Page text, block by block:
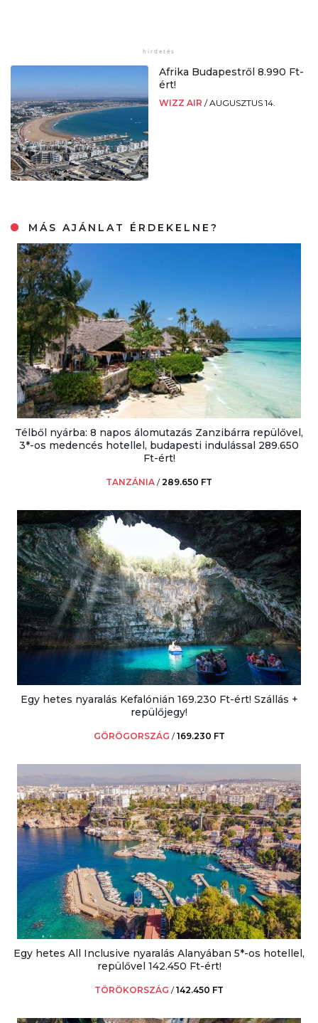
Afrika Budapestről 8.990 Ft-
ért!
WIZZ AIR /AUGUSZTUS 14.
MÁS AJÁNLAT ÉRDEKELNE?
Télből nyárba: 8 napos álomutazás Zanzibárra repülővel,
3*-os medencés hotellel, budapesti indulással 289.650
Ft-ért!
TANZÁNIA /289.650 FT
Egy hetes nyaralás Kefalónián 169.230 Ft-ért! Szállás +
repülőjegy!
GÖRÖGORSZÁG /169.230 FT
Egy hetes All Inclusive nyaralás Alanyában 5*-os hotellel,
repülővel 142.450 Ft-ért!
TÖRÖKORSZÁG /142.450 FT